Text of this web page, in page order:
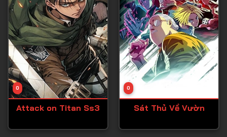
Tập 10
Tập 11
Tập 12
Tập 13
Tập 14
Tập 15
Tập 17
0
Attack on Titan Ss3
0
Sát Thủ Về Vườn